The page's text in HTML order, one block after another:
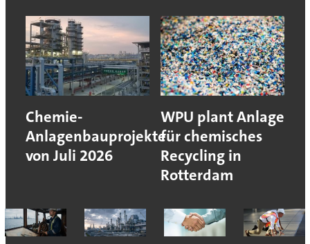
Chemie-
Anlagenbauprojekte
von Juli 2026
WPU plant Anlage
für chemisches
Recycling in
Rotterdam